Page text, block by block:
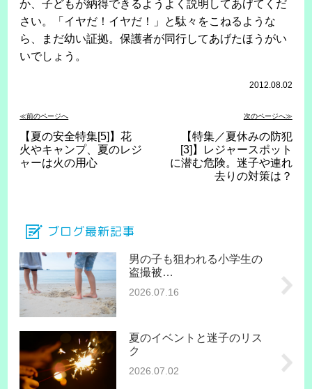
か、子どもが納得できるようよく説明してあげてくだ
さい。「イヤだ！イヤだ！」と駄々をこねるような
ら、まだ幼い証拠。保護者が同行してあげたほうがい
いでしょう。
2012.08.02
≪前のページへ 次のページへ≫
【夏の安全特集[5]】花
火やキャンプ、夏のレジ
ャーは火の用心
【特集／夏休みの防犯
[3]】レジャースポット
に潜む危険。迷子や連れ
去りの対策は？
ブログ最新記事
男の子も狙われる小学生の
盗撮被…
2026.07.16
夏のイベントと迷子のリス
ク
2026.07.02